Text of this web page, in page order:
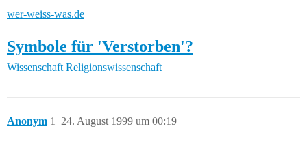
wer-weiss-was.de
Symbole für 'Verstorben'?
Wissenschaft Religionswissenschaft
Anonym 24. August 1999 um 00:19
1